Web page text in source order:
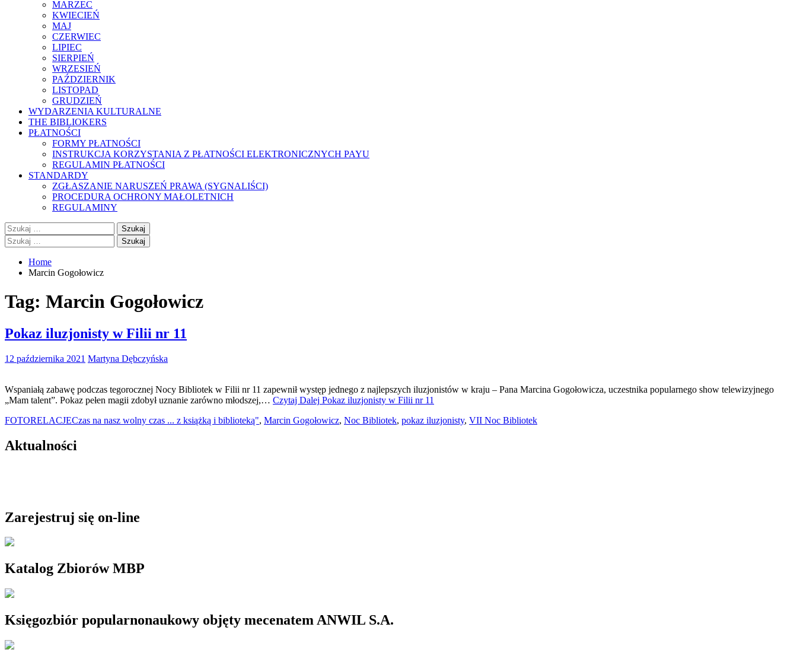
MARZEC
KWIECIEŃ
MAJ
CZERWIEC
LIPIEC
SIERPIEŃ
WRZESIEŃ
PAŹDZIERNIK
LISTOPAD
GRUDZIEŃ
WYDARZENIA KULTURALNE
THE BIBLIOKERS
PŁATNOŚCI
FORMY PŁATNOŚCI
INSTRUKCJA KORZYSTANIA Z PŁATNOŚCI ELEKTRONICZNYCH PAYU
REGULAMIN PŁATNOŚCI
STANDARDY
ZGŁASZANIE NARUSZEŃ PRAWA (SYGNALIŚCI)
PROCEDURA OCHRONY MAŁOLETNICH
REGULAMINY
Szukaj:
Szukaj:
Home
Marcin Gogołowicz
Tag: Marcin Gogołowicz
Pokaz iluzjonisty w Filii nr 11
12 października 2021 Martyna Dębczyńska
Wspaniałą zabawę podczas tegorocznej Nocy Bibliotek w Filii nr 11 zapewnił występ jednego z najlepszych iluzjonistów w kraju – Pana Marcina Gogołowicza, uczestnika popularnego show telewizyjnego
„Mam talent”. Pokaz pełen magii zdobył uznanie zarówno młodszej,… Czytaj Dalej Pokaz iluzjonisty w Filii nr 11
FOTORELACJECzas na nasz wolny czas ... z książką i biblioteką", Marcin Gogołowicz, Noc Bibliotek, pokaz iluzjonisty, VII Noc Bibliotek
Aktualności
Zarejestruj się on-line
Katalog Zbiorów MBP
Księgozbiór popularnonaukowy objęty mecenatem ANWIL S.A.